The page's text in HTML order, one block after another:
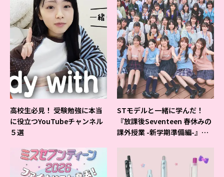
高校生必見！ 受験勉強に本当
に役立つYouTubeチャンネル
５選
STモデルと一緒に学んだ！
『放課後Seventeen 春休みの
課外授業 -新学期準備編-』イ